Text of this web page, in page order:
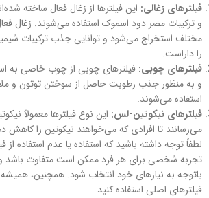
فیلترهای زغالی: این فیلترها از زغال فعال ساخته
و ترکیبات مضر دود اسموک استفاده می‌شوند. زغال
مختلف استخراج می‌شود و توانایی جذب ترکیبات
را داراست.
فیلترهای چوبی: فیلترهای چوبی از چوب خاصی به
و به منظور جذب رطوبت حاصل از سوختن توتون و
استفاده می‌شوند.
فیلترهای نیکوتین-لس: این نوع فیلترها معمولاً
می‌رسانند تا افرادی که می‌خواهند نیکوتین را کاهش
لطفاً توجه داشته باشید که استفاده یا عدم استفاده از
تجربه شخصی برای هر فرد ممکن است متفاوت
باتوجه به نیازهای خود انتخاب شود. همچنین، همیشه
فیلترهای اصلی استفاده کنید